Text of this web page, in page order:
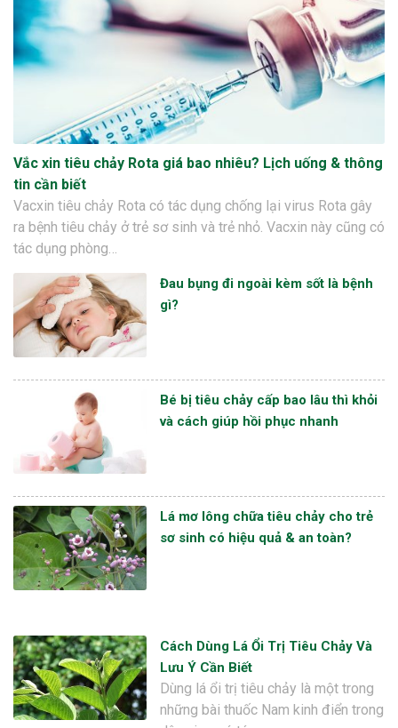
Vắc xin tiêu chảy Rota giá bao nhiêu? Lịch uống & thông
tin cần biết
Vacxin tiêu chảy Rota có tác dụng chống lại virus Rota gây
ra bệnh tiêu chảy ở trẻ sơ sinh và trẻ nhỏ. Vacxin này cũng có
tác dụng phòng…
Đau bụng đi ngoài kèm sốt là bệnh
gì?
Bé bị tiêu chảy cấp bao lâu thì khỏi
và cách giúp hồi phục nhanh
Lá mơ lông chữa tiêu chảy cho trẻ
sơ sinh có hiệu quả & an toàn?
Cách Dùng Lá Ổi Trị Tiêu Chảy Và
Lưu Ý Cần Biết
Dùng lá ổi trị tiêu chảy là một trong
những bài thuốc Nam kinh điển trong